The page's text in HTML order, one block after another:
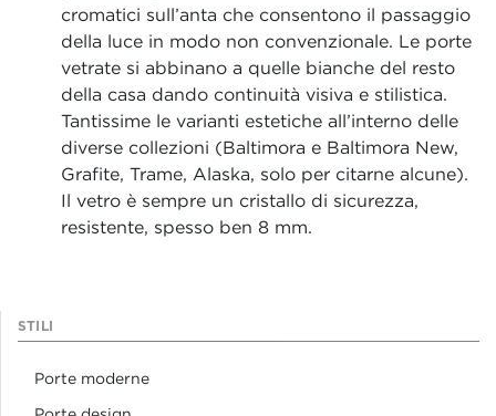
cromatici sull’anta che consentono il passaggio
della luce in modo non convenzionale. Le porte
vetrate si abbinano a quelle bianche del resto
della casa dando continuità visiva e stilistica.
Tantissime le varianti estetiche all’interno delle
diverse collezioni (Baltimora e Baltimora New,
Grafite, Trame, Alaska, solo per citarne alcune).
Il vetro è sempre un cristallo di sicurezza,
resistente, spesso ben 8 mm.
STILI
Porte moderne